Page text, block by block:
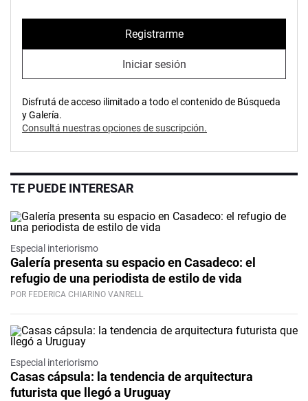
Registrarme
Iniciar sesión
Disfrutá de acceso ilimitado a todo el contenido de Búsqueda
y Galería.
Consultá nuestras opciones de suscripción.
TE PUEDE INTERESAR
Especial interiorismo
Galería presenta su espacio en Casadeco: el
refugio de una periodista de estilo de vida
POR FEDERICA CHIARINO VANRELL
Especial interiorismo
Casas cápsula: la tendencia de arquitectura
futurista que llegó a Uruguay